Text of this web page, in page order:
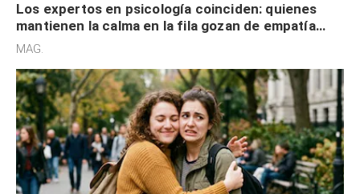
Los expertos en psicología coinciden: quienes
mantienen la calma en la fila gozan de empatía
cognitiva, gratitud y no solo tienen autocontrol
MAG.